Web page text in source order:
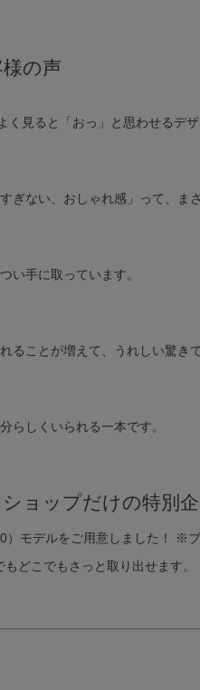
の声
見ると「おっ」と思わせるデ
ない、おしゃれ感」って、ま
い手に取っています。
ることが増えて、うれしい驚きで
らしくいられる一本です。
ョップだけの特別企
モデルをご用意しました！ ※
どこでもさっと取り出せます。
フレームのカタチから探す
カラーから探す
指定しない
索する